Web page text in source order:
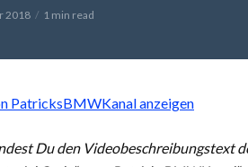
2018 1 min read
PatricksBMWKanal anzeigen
Du den Videobeschreibungstext